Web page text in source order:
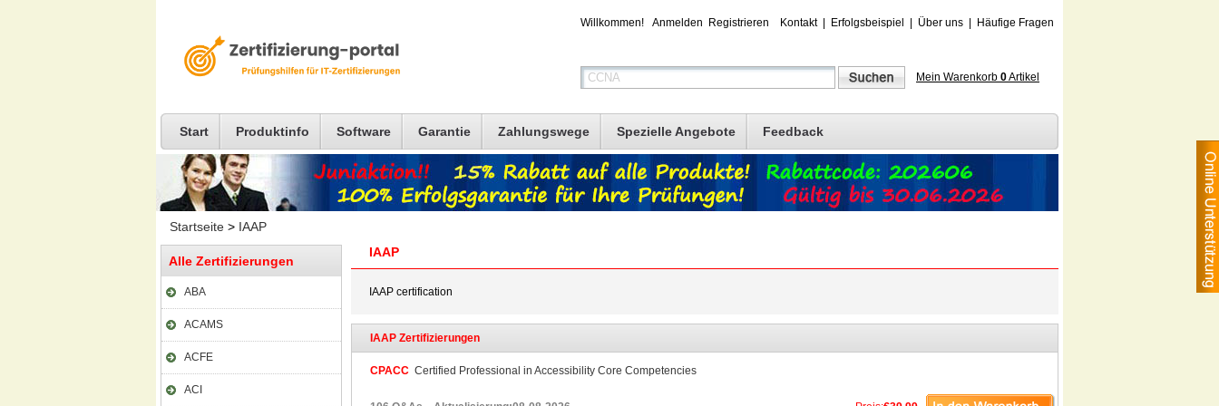
Willkommen! Anmelden Registrieren Kontakt| Erfolgsbeispiel Über uns Häufige Fragen
Mein Warenkorb 0Artikel
Start Produktinfo Software Garantie Zahlungswege Spezielle Angebote Feedback
Startseite > IAAP
Alle Zertifizierungen
ABA
ACAMS
ACFE
ACI
IAAP
IAAP certification
IAAP Zertifizierungen
CPACC Certified Professional in Accessibility Core Competencies